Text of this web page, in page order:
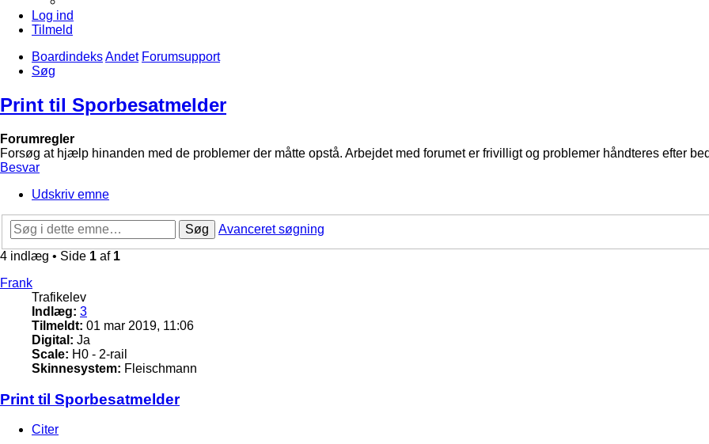
Log ind
Tilmeld
BoardindeksAndet Forumsupport
Søg
Print til Sporbesatmelder
Forumregler
Forsøg at hjælp hinanden med de problemer der måtte opstå. Arbejdet med forumet er frivilligt og problemer håndteres efter
Besvar
Udskriv emne
Søg
Avanceret søgning
4 indlæg • Side 1 af 1
Frank
Trafikelev
Indlæg: 3
Tilmeldt: 01 mar 2019, 11:06
Digital: Ja
Scale: H0 - 2-rail
Skinnesystem: Fleischmann
Print til Sporbesatmelder
Citer